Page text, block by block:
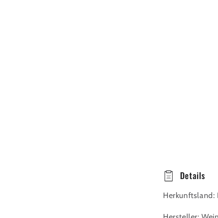
Details
Herkunftsland: